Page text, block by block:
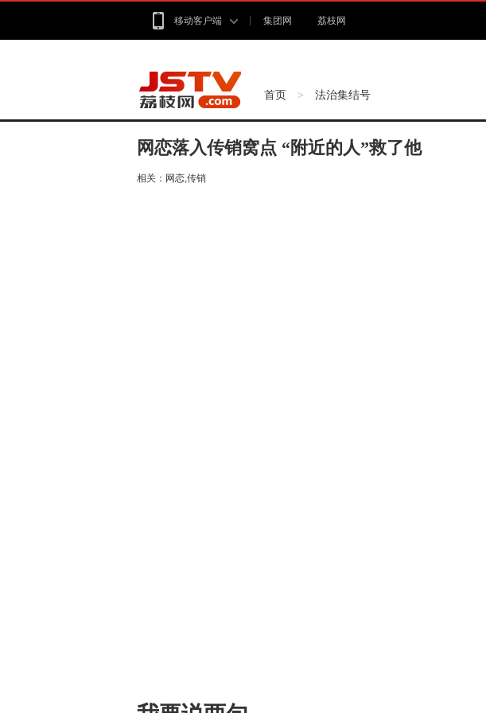
移动客户端 集团网 荔枝网
首页 > 法治集结号
网恋落入传销窝点 “附近的人”救了他
相关： 网恋,传销